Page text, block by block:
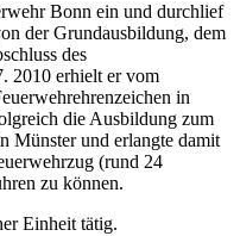
Bonn ein und durchlief
der Grundausbildung, dem
des
2010 erhielt er vom
in
die Ausbildung zum
Münster und erlangte damit
(rund 24
zu können.
Einheit tätig.